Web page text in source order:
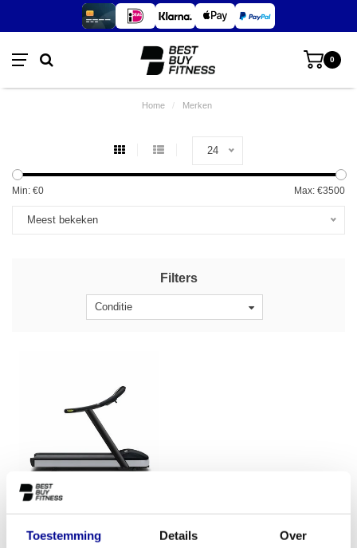
Toestemming Details Over
0
Home / Merken
24
Min: €0 Max: €3500
Meest bekeken
Filters
Conditie